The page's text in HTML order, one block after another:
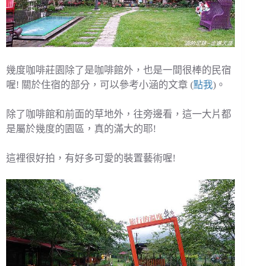
幾度咖啡莊園除了是咖啡館外，也是一間很棒的民宿
喔! 關於住宿的部分，可以參考小涵的文章 (點我)。
除了咖啡館和前面的草地外，往旁邊看，這一大片都
是屬於幾度的園區，真的滿大的耶!
這裡很好拍，有好多可愛的裝置藝術喔!